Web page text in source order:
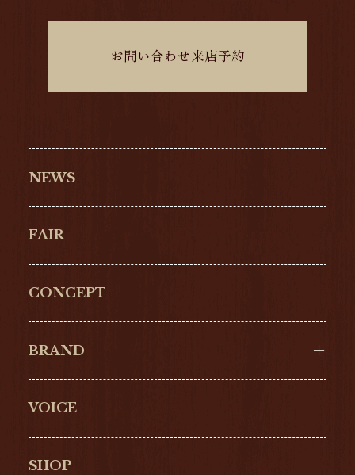
NEWS
FAIR
CONCEPT
BRAND
Cartier
VOICE
SHOP
お問い合わせ来店予約